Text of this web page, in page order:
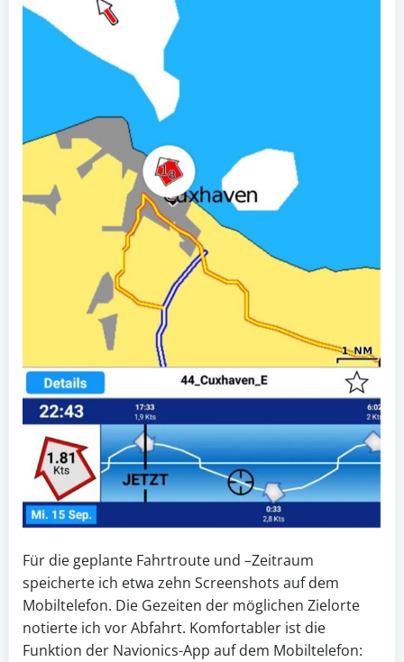
Für die geplante Fahrtroute und –Zeitraum
speicherte ich etwa zehn Screenshots auf dem
Mobiltelefon. Die Gezeiten der möglichen Zielorte
notierte ich vor Abfahrt. Komfortabler ist die
Funktion der Navionics-App auf dem Mobiltelefon: